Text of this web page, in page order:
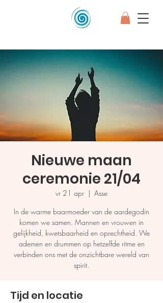
Nieuwe maan
ceremonie 21/04
vr 21 apr
  |
Asse
In de warme baarmoeder van de aardegodin
komen we samen. Mannen en vrouwen in
gelijkheid, kwetsbaarheid en oprechtheid. We
ademen en drummen op hetzelfde ritme en
verbinden ons met de onzichtbare wereld van
spirit.
Tijd en locatie